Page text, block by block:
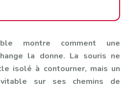
montre comment une
la donne. La souris ne
isolé à contourner, mais un
sur ses chemins de